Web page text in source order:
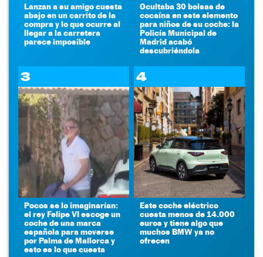
Lanzan a su amigo cuesta
abajo en un carrito de la
compra y lo que ocurre al
llegar a la carretera
parece imposible
Ocultaba 30 bolsas de
cocaína en este elemento
para niños de su coche: la
Policía Municipal de
Madrid acabó
descubriéndola
3
Pocos se lo imaginarían:
el rey Felipe VI escoge un
coche de una marca
española para moverse
por Palma de Mallorca y
esto es lo que cuesta
4
Este coche eléctrico
cuesta menos de 14.000
euros y tiene algo que
muchos BMW ya no
ofrecen